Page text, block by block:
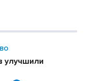
улучшили